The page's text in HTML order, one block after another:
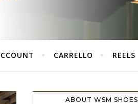
CARRELLO REELS
ABOUT WSM SHOES